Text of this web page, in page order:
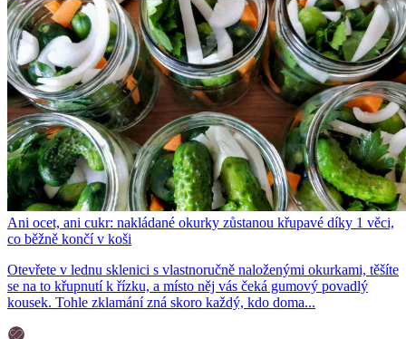
Ani ocet, ani cukr: nakládané okurky zůstanou křupavé díky 1 věci,
co běžně končí v koši
Otevřete v lednu sklenici s vlastnoručně naloženými okurkami, těšíte
se na to křupnutí k řízku, a místo něj vás čeká gumový povadlý
kousek. Tohle zklamání zná skoro každý, kdo doma...